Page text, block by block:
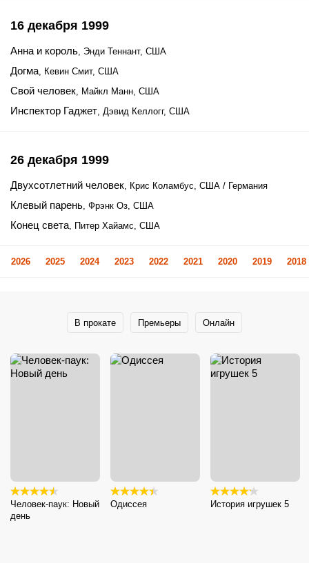
16 декабря 1999
Анна и король, Энди Теннант, США
Догма, Кевин Смит, США
Свой человек, Майкл Манн, США
Инспектор Гаджет, Дэвид Келлогг, США
26 декабря 1999
Двухсотлетний человек, Крис Коламбус, США / Германия
Клевый парень, Фрэнк Оз, США
Конец света, Питер Хайамс, США
2026 2025 2024 2023 2022 2021 2020 2019 2018
В прокате Премьеры Онлайн
Человек-паук: Новый
день
Одиссея История игрушек 5